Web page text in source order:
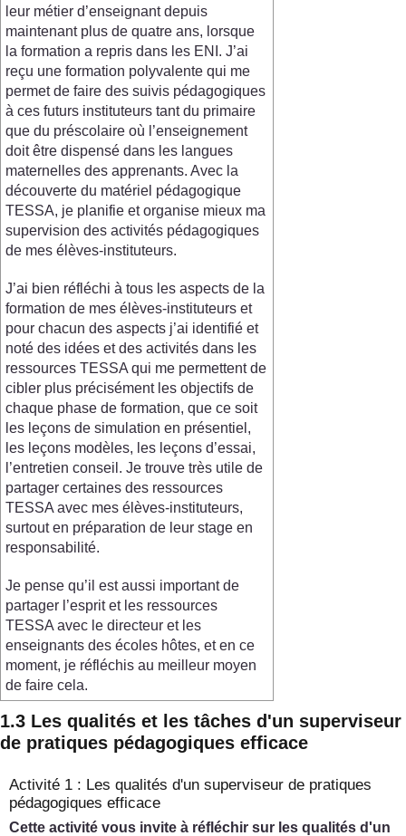
leur métier d’enseignant depuis
maintenant plus de quatre ans, lorsque
la formation a repris dans les ENI. J’ai
reçu une formation polyvalente qui me
permet de faire des suivis pédagogiques
à ces futurs instituteurs tant du primaire
que du préscolaire où l’enseignement
doit être dispensé dans les langues
maternelles des apprenants. Avec la
découverte du matériel pédagogique
TESSA, je planifie et organise mieux ma
supervision des activités pédagogiques
de mes élèves-instituteurs.
J’ai bien réfléchi à tous les aspects de la
formation de mes élèves-instituteurs et
pour chacun des aspects j’ai identifié et
noté des idées et des activités dans les
ressources TESSA qui me permettent de
cibler plus précisément les objectifs de
chaque phase de formation, que ce soit
les leçons de simulation en présentiel,
les leçons modèles, les leçons d’essai,
l’entretien conseil. Je trouve très utile de
partager certaines des ressources
TESSA avec mes élèves-instituteurs,
surtout en préparation de leur stage en
responsabilité.
Je pense qu’il est aussi important de
partager l’esprit et les ressources
TESSA avec le directeur et les
enseignants des écoles hôtes, et en ce
moment, je réfléchis au meilleur moyen
de faire cela.
1.3 Les qualités et les tâches d'un superviseur
de pratiques pédagogiques efficace
Activité 1 : Les qualités d'un superviseur de pratiques
pédagogiques efficace
Cette activité vous invite à réfléchir sur les qualités d'un